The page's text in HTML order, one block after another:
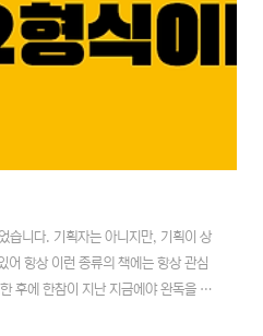
니다. 기획자는 아니지만, 기획이 상
어 항상 이런 종류의 책에는 항상 관심
후에 한참이 지난 지금에야 완독을 할
들을 읽었지만, 이 책만큼 심플하게 접